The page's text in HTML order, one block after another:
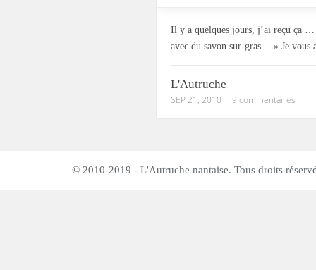
Il y a quelques jours, j’ai reçu ça …
avec du savon sur-gras… » Je vous
L'Autruche
SEP 21, 2010 9 commentaires
© 2010-2019 - L'Autruche nantaise. Tous droits